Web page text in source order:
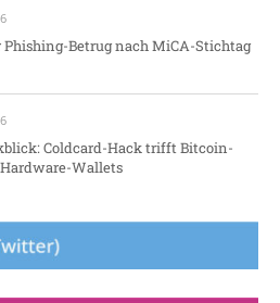
Betrug nach MiCA-Stichtag
Coldcard-Hack trifft Bitcoin-
Wallets